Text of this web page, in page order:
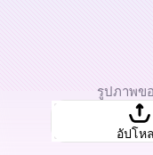
รูปภาพข
อัปโห